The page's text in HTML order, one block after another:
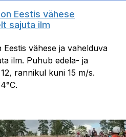
Eestis vähese
sajuta ilm
vähese ja vahelduva
ilm. Puhub edela- ja
rannikul kuni 15 m/s.